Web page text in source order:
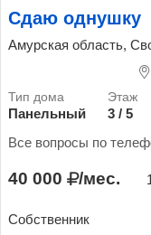
Сдаю однушку
Амурская область,
Панельный 3 / 5
Все вопросы по
40 000 /мес.
Собственник